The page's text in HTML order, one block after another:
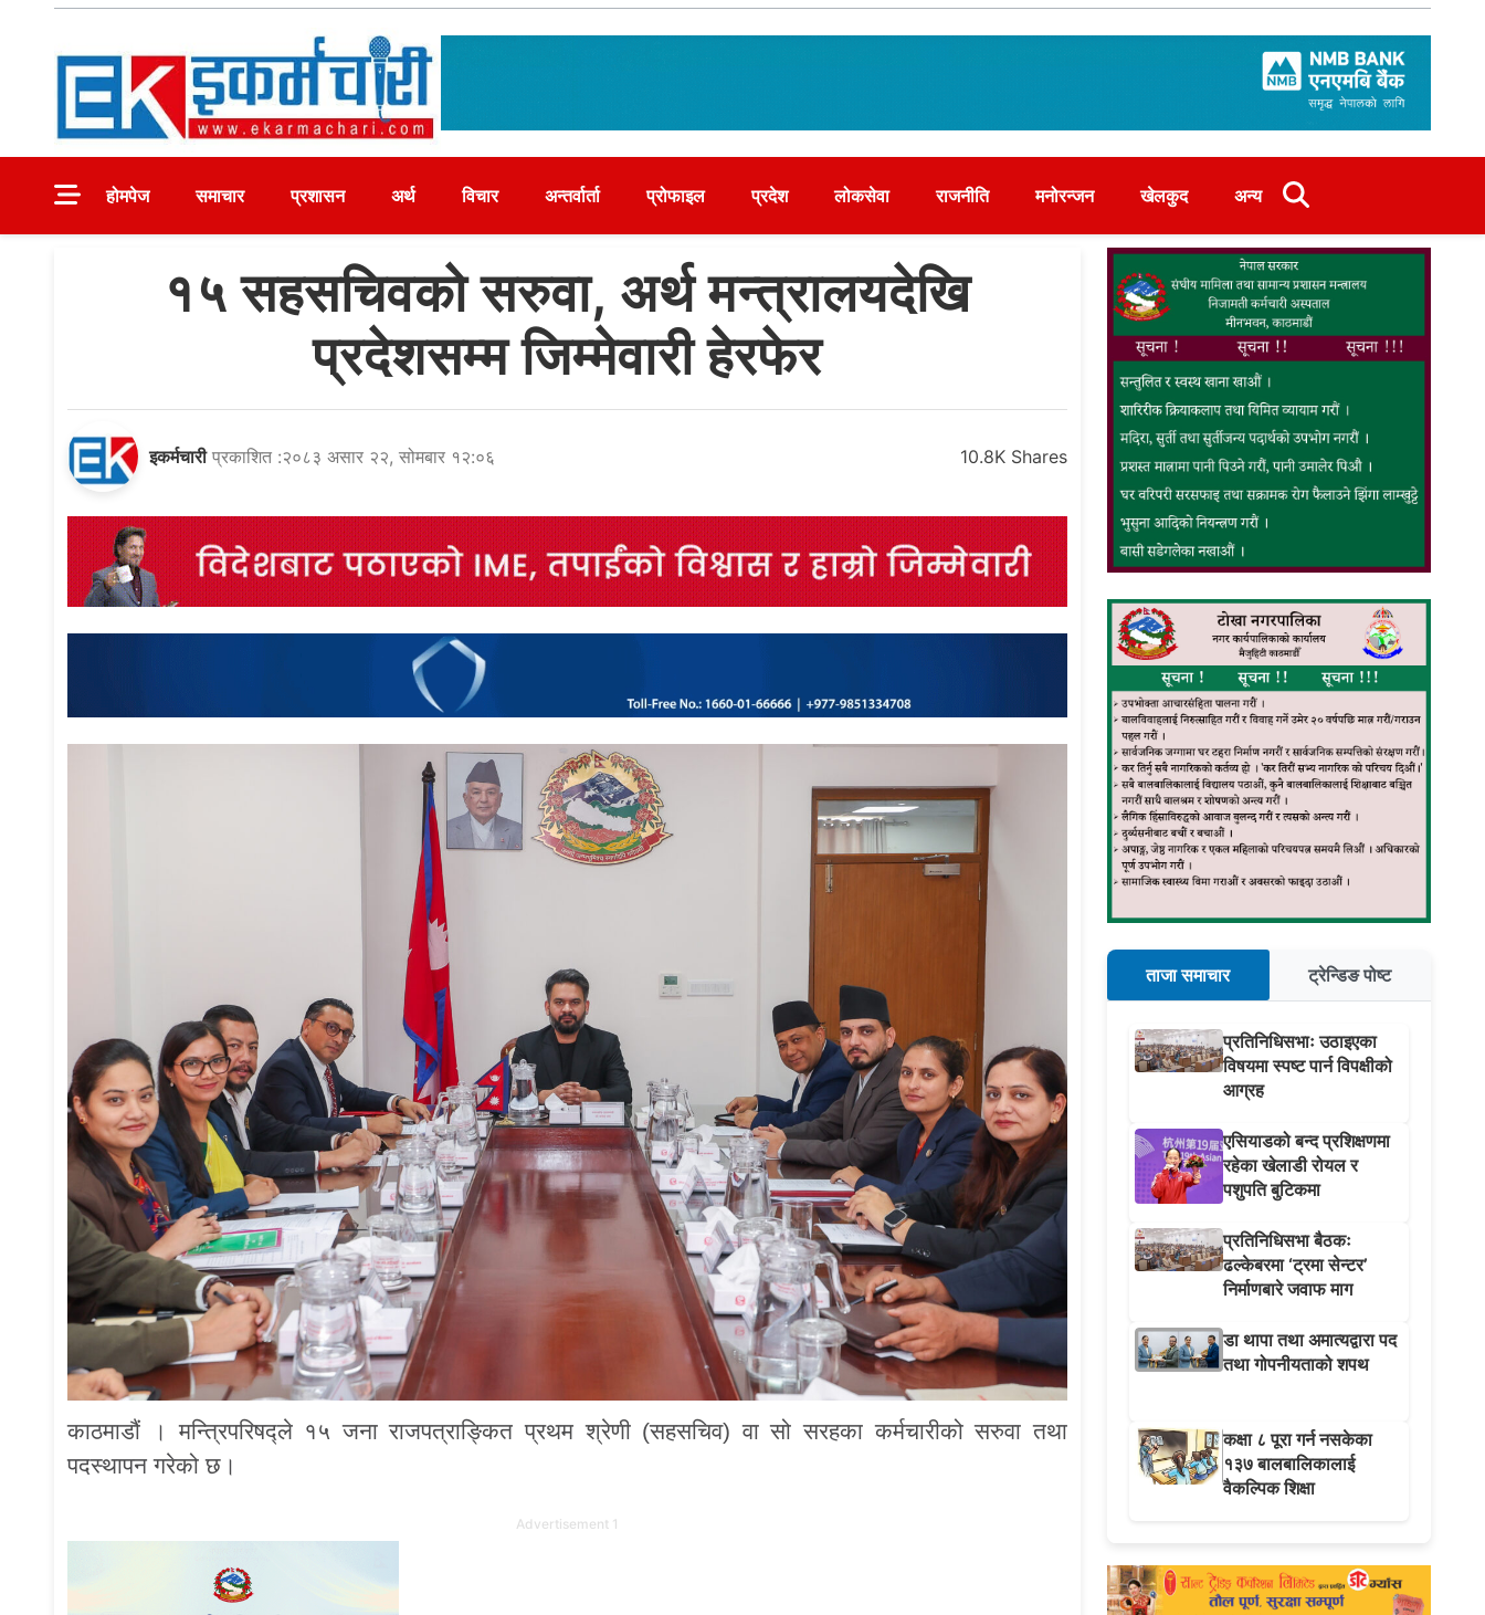
होमपेज
समाचार प्रशासन अर्थ विचार अन्तर्वार्ता प्रोफाइल प्रदेश लोकसेवा राजनीति मनोरन्जन खेलकुद अन्य
१५ सहसचिवको सरुवा, अर्थ मन्त्रालयदेखि
प्रदेशसम्म जिम्मेवारी हेरफेर
इकर्मचारी प्रकाशित :२०८३ असार २२, सोमबार १२:०६ 10.8K Shares
काठमाडौं । मन्त्रिपरिषद्ले १५ जना राजपत्राङ्कित प्रथम श्रेणी (सहसचिव) वा सो सरहका कर्मचारीको सरुवा तथा
पदस्थापन गरेको छ।
Advertisement 1
ताजा समाचार ट्रेन्डिङ पोष्ट
प्रतिनिधिसभाः उठाइएका
विषयमा स्पष्ट पार्न विपक्षीको
आग्रह
एसियाडको बन्द प्रशिक्षणमा
रहेका खेलाडी रोयल र
पशुपति बुटिकमा
प्रतिनिधिसभा बैठकः
ढल्केबरमा ‘ट्रमा सेन्टर’
निर्माणबारे जवाफ माग
डा थापा तथा अमात्यद्वारा पद
तथा गोपनीयताको शपथ
कक्षा ८ पूरा गर्न नसकेका
१३७ बालबालिकालाई
वैकल्पिक शिक्षा